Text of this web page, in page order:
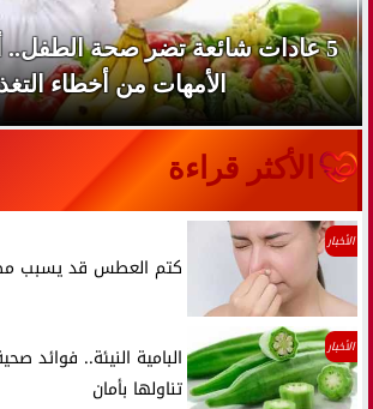
5 عادات شائعة تضر صحة الطفل..
الأمهات من أخطاء
الأكثر قراءة
الأخبار
كتم العطس قد يسبب
الأخبار
البامية النيئة.. فوائد
تناولها بأمان